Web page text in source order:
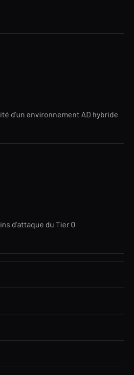
d'un environnement AD hybride
d'attaque du Tier 0